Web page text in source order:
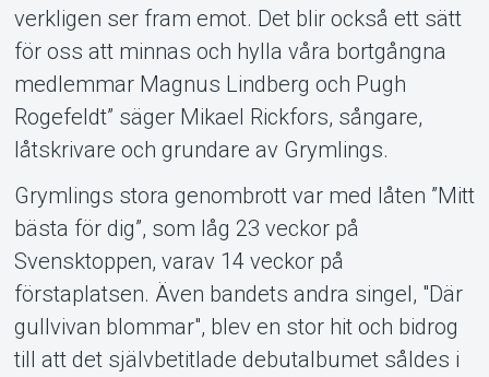
Om Tickster
verkligen ser fram emot. Det blir också ett sätt
för oss att minnas och hylla våra bortgångna
medlemmar Magnus Lindberg och Pugh
Rogefeldt” säger Mikael Rickfors, sångare,
låtskrivare och grundare av Grymlings.
Grymlings stora genombrott var med låten ”Mitt
bästa för dig”, som låg 23 veckor på
Svensktoppen, varav 14 veckor på
förstaplatsen. Även bandets andra singel, "Där
gullvivan blommar", blev en stor hit och bidrog
till att det självbetitlade debutalbumet såldes i